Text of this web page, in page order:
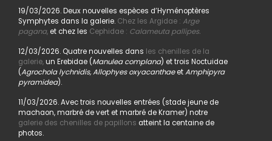
19/03/2026. Deux nouvelles espèces d’Hyménoptères
Symphytes dans la galerie. Chez les Argidae : Arge
pagana,et chez les Cephidae : Calameuta pallipes.
12/03/2026. Quatre nouvelles dans les chenilles de la
galerie,un Erebidae (Manulea complana) et trois Noctuidae
(Agrochola lychnidis, Allophyes oxyacanthaeetAmphipyra
pyramidea).
11/03/2026. Avec trois nouvelles entrées (stade jeune de
machaon, marbré de vert et marbré de Kramer) notre
galerie des chenilles de papillons atteint la centaine de
photos.